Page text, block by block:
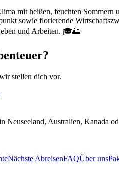
mit heißen, feuchten Sommern
sowie florierende
und Arbeiten. 🎓🌅
stellen dich vor.
Neuseeland, Australien, Kanada
Nächste AbreisenFAQÜber uns